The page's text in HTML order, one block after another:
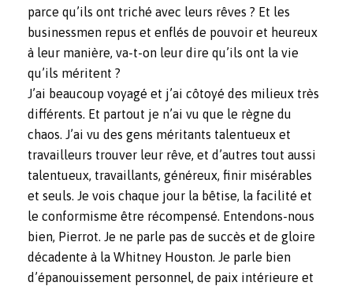
parce qu’ils ont triché avec leurs rêves ? Et les
businessmen repus et enflés de pouvoir et heureux
à leur manière, va-t-on leur dire qu’ils ont la vie
qu’ils méritent ?
J’ai beaucoup voyagé et j’ai côtoyé des milieux très
différents. Et partout je n’ai vu que le règne du
chaos. J’ai vu des gens méritants talentueux et
travailleurs trouver leur rêve, et d’autres tout aussi
talentueux, travaillants, généreux, finir misérables
et seuls. Je vois chaque jour la bêtise, la facilité et
le conformisme être récompensé. Entendons-nous
bien, Pierrot. Je ne parle pas de succès et de gloire
décadente à la Whitney Houston. Je parle bien
d’épanouissement personnel, de paix intérieure et